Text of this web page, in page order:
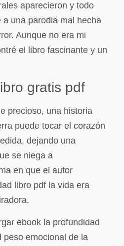
aparecieron y todo
una parodia mal hecha
Aunque no era mi
el libro fascinante y un
gratis pdf
precioso, una historia
puede tocar el corazón
dejando una
se niega a
en que el autor
libro pdf la vida era
ebook la profundidad
peso emocional de la